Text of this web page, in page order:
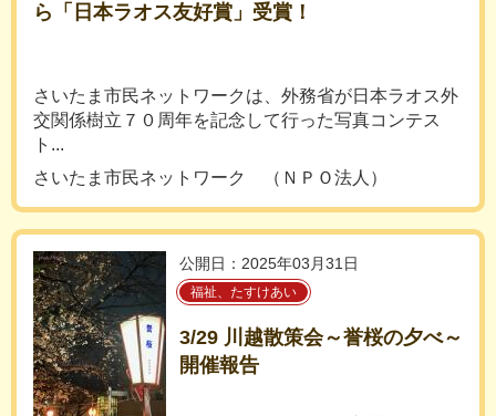
ら「日本ラオス友好賞」受賞！
さいたま市民ネットワークは、外務省が日本ラオス外
交関係樹立７０周年を記念して行った写真コンテス
ト...
さいたま市民ネットワーク （ＮＰＯ法人）
公開日：2025年03月31日
福祉、たすけあい
3/29 川越散策会～誉桜の夕べ～
開催報告